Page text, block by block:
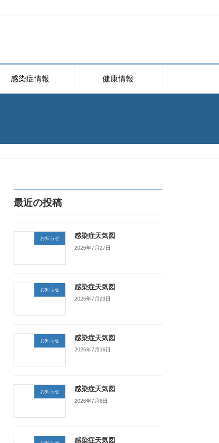
感染症情報 健康情報
最近の投稿
お知らせ 感染症天気図
2026年7月27日
お知らせ 感染症天気図
2026年7月23日
お知らせ 感染症天気図
2026年7月16日
お知らせ 感染症天気図
2026年7月6日
感染症天気図